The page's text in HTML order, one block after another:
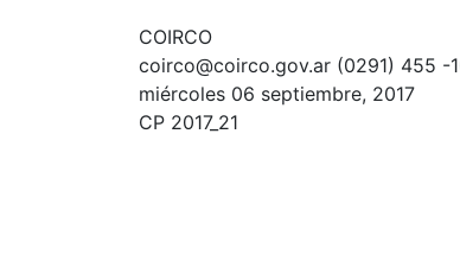
COIRCO
coirco@coirco.gov.ar (0291) 455 -
miércoles 06 septiembre, 2017
CP 2017_21